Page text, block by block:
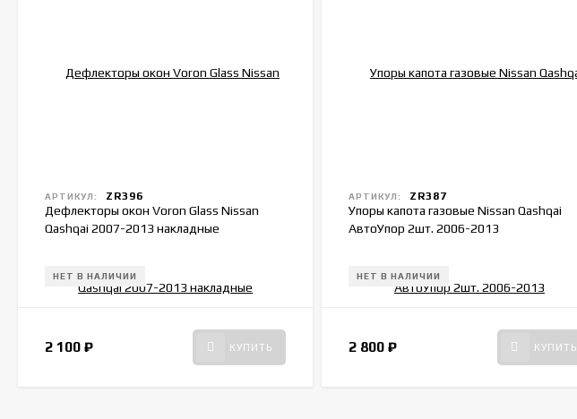
АРТИКУЛ: ZR396
Дефлекторы окон Voron Glass Nissan
Qashqai 2007-2013 накладные
НЕТ В НАЛИЧИИ
2 100 ₽ КУПИТЬ
АРТИКУЛ: ZR387
Упоры капота газовые Nissan Qashqai
АвтоУпор 2шт. 2006-2013
НЕТ В НАЛИЧИИ
2 800₽ КУПИТЬ